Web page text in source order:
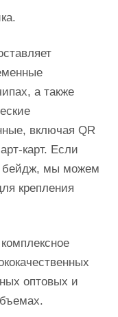
а также
включая QR
карт. Если
бейдж, мы можем
крепления
оптовых и